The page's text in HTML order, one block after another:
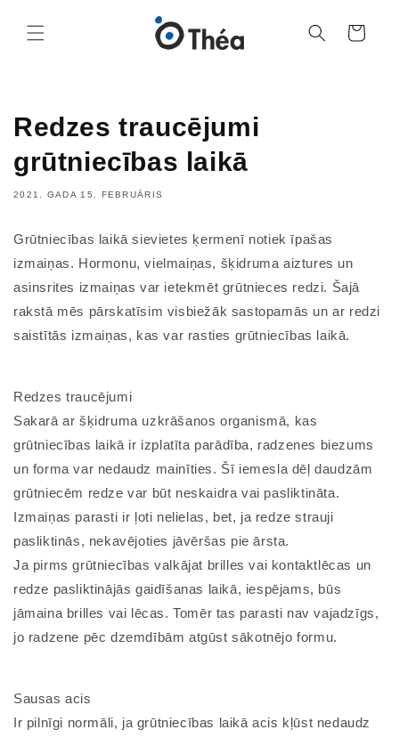
Grozs
Redzes traucējumi
grūtniecības laikā
2021. GADA 15. FEBRUĀRIS
Grūtniecības laikā sievietes ķermenī notiek īpašas
izmaiņas. Hormonu, vielmaiņas, šķidruma aiztures un
asinsrites izmaiņas var ietekmēt grūtnieces redzi. Šajā
rakstā mēs pārskatīsim visbiežāk sastopamās un ar redzi
saistītās izmaiņas, kas var rasties grūtniecības laikā.
Redzes traucējumi
Sakarā ar šķidruma uzkrāšanos organismā, kas
grūtniecības laikā ir izplatīta parādība, radzenes biezums
un forma var nedaudz mainīties. Šī iemesla dēļ daudzām
grūtniecēm redze var būt neskaidra vai pasliktināta.
Izmaiņas parasti ir ļoti nelielas, bet, ja redze strauji
pasliktinās, nekavējoties jāvēršas pie ārsta.
Ja pirms grūtniecības valkājat brilles vai kontaktlēcas un
redze pasliktinājās gaidīšanas laikā, iespējams, būs
jāmaina brilles vai lēcas. Tomēr tas parasti nav vajadzīgs,
jo radzene pēc dzemdībām atgūst sākotnējo formu.
Sausas acis
Ir pilnīgi normāli, ja grūtniecības laikā acis kļūst nedaudz